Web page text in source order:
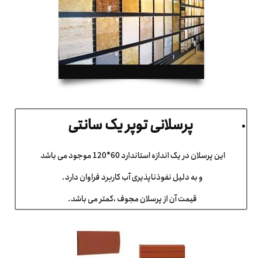
پرسلانی توپر یک سانتی
این پرسلان در یک اندازه استاندارد 60*120 موجود می باشد
و به دلیل نفوذناپذیری آب کاربرد فراوان دارد.
قیمت آن از پرسلان مجوف ،کمتر می باشد.